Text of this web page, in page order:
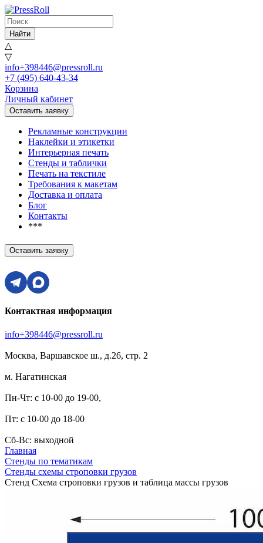
Найти
△
▽
info+398446@pressroll.ru
+7 (495) 640-43-34
Корзина
Личный кабинет
Оставить заявку
Рекламные конструкции
Наклейки и этикетки
Интерьерная печать
Стенды и таблички
Печать на текстиле
Требования к макетам
Доставка и оплата
Блог
Контакты
***
Оставить заявку
Контактная информация
info+398446@pressroll.ru
Москва, Варшавское ш., д.26, стр. 2
м. Нагатинская
Пн-Чт: с 10-00 до 19-00,
Пт: с 10-00 до 18-00
Сб-Вс: выходной
Главная
Стенды по тематикам
Стенды схемы строповки грузов
Стенд Схема строповки грузов и таблица массы грузов